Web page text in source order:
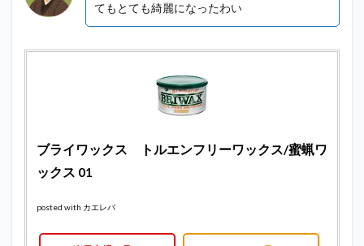
てもとても綺麗になったわい
ブライワックス トルエンフリーワックス/蜜蝋ワ
ックス 01
posted with カエレバ